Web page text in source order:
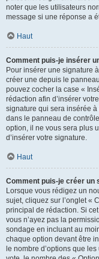
noter que les utilisateurs
message si une réponse a
Haut
Comment puis-je insérer
Pour insérer une signature
créer une depuis le
pouvez cocher la case «
rédaction afin d’insérer
signature qui sera insérée
dans le panneau de
option, il ne vous sera plus
d’insérer votre signature.
Haut
Comment puis-je créer un
Lorsque vous rédigez un
sujet, cliquez sur l’onglet «
principal de rédaction. Si
vous n’ayez pas la
sondage en incluant au
chaque option devant être
le nombre d’options que